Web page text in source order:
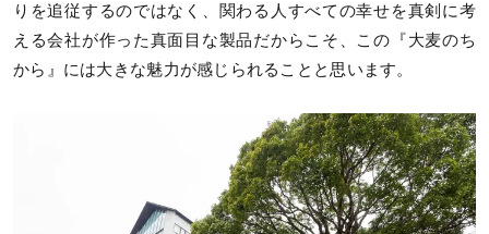
りを追従するのではなく、関わる人すべての幸せを真剣に考
える会社が作った真面目な製品だからこそ、この『大麦のち
から』には大きな魅力が感じられることと思います。